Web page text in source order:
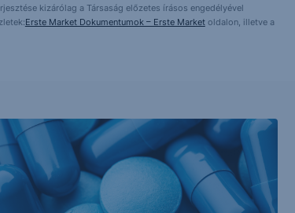
kizárólag a Társaság előzetes írásos engedélyével
Erste Market Dokumentumok – Erste Marketoldalon, illetve a